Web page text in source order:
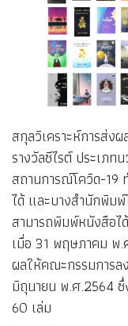
สกุลวิเคราะห์การส่ง
รางวัลซีไรต์ ประเภท
สถานการณ์โควิด-19
ได้ และบางสำนักพิม
สามารถพิมพ์หนังสือไ
เมื่อ 31 พฤษภาคม พ.
ผลให้คณะกรรมการล
มิถุนายน พ.ศ.2564 ซึ่
60 เล่ม